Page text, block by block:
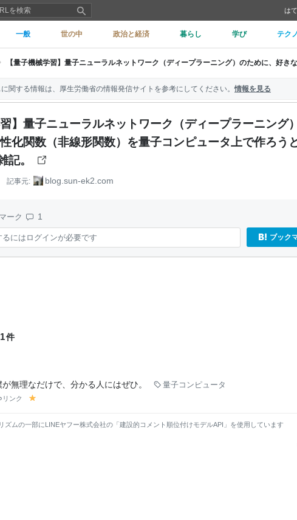
は
一般 世の中 政治と経済 暮らし 学び テク
関する情報は、厚生労働省の情報発信サイトを参考にしてください。情報を見る
習】量子ニューラルネットワーク（ディープラーニング
化関数（非線形関数）を量子コンピュータ上で作ろう
記。
記事元: blog.sun-ek2.com
ーク 1
るにはログインが必要です ブック
1件
が無理なだけで、分かる人にはぜひ。 量子コンピュータ
リンク
lo
ズムの一部にLINEヤフー株式会社の「建設的コメント順位付けモデルAPI」を使用しています